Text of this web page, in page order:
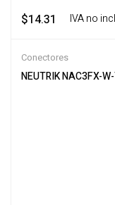
$14.31 IVA no
Conectores
NEUTRIK NAC3FX-